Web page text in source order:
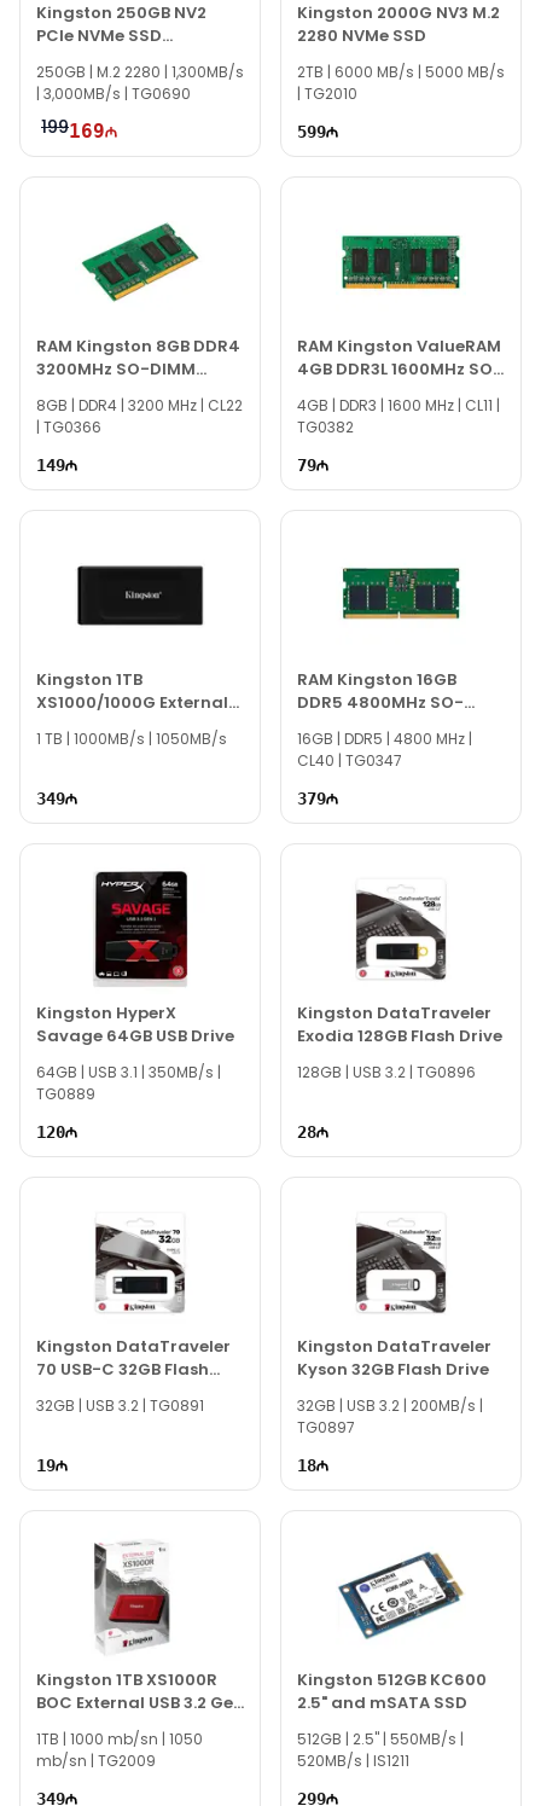
Kingston 250GB NV2
PCIe NVMe SSD
SNV2S/250G
250GB | M.2 2280 | 1,300MB/s
| 3,000MB/s | TG0690
199169
Kingston 2000G NV3 M.2
2280 NVMe SSD
2TB | 6000 MB/s | 5000 MB/s
| TG2010
599
RAM Kingston 8GB DDR4
3200MHz SO-DIMM
ACR32D4S2S1ME-8
8GB | DDR4 | 3200 MHz | CL22
| TG0366
149
RAM Kingston ValueRAM
4GB DDR3L 1600MHz SO-
DIMM KVR16LS11/4
4GB | DDR3 | 1600 MHz | CL11 |
TG0382
79
Kingston 1TB
XS1000/1000G External
SSD
1 TB | 1000MB/s | 1050MB/s
349
RAM Kingston 16GB
DDR5 4800MHz SO-
DIMM KVR48S40BS8-16
16GB | DDR5 | 4800 MHz |
CL40 | TG0347
379
Kingston HyperX
Savage 64GB USB Drive
64GB | USB 3.1 | 350MB/s |
TG0889
120
Kingston DataTraveler
Exodia 128GB Flash Drive
128GB | USB 3.2 | TG0896
28
Kingston DataTraveler
70 USB-C 32GB Flash
32GB | USB 3.2 | TG0891
19
Kingston DataTraveler
Kyson 32GB Flash Drive
32GB | USB 3.2 | 200MB/s |
TG0897
18
Kingston 1TB XS1000R
BOC External USB 3.2 Gen
2 Portable Solid State
Drive
1TB | 1000 mb/sn | 1050
mb/sn | TG2009
349
Kingston 512GB KC600
2.5" and mSATA SSD
512GB | 2.5" | 550MB/s |
520MB/s | IS1211
299